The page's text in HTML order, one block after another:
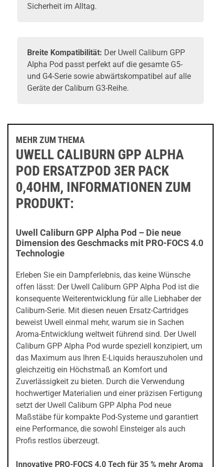
Sicherheit im Alltag.
Breite Kompatibilität: Der Uwell Caliburn GPP
Alpha Pod passt perfekt auf die gesamte G5-
und G4-Serie sowie abwärtskompatibel auf alle
Geräte der Caliburn G3-Reihe.
MEHR ZUM THEMA
UWELL CALIBURN GPP ALPHA
POD ERSATZPOD 3ER PACK
0,4OHM, INFORMATIONEN ZUM
PRODUKT:
Uwell Caliburn GPP Alpha Pod – Die neue
Dimension des Geschmacks mit PRO-FOCS 4.0
Technologie
Erleben Sie ein Dampferlebnis, das keine Wünsche
offen lässt: Der Uwell Caliburn GPP Alpha Pod ist die
konsequente Weiterentwicklung für alle Liebhaber der
Caliburn-Serie. Mit diesen neuen Ersatz-Cartridges
beweist Uwell einmal mehr, warum sie in Sachen
Aroma-Entwicklung weltweit führend sind. Der Uwell
Caliburn GPP Alpha Pod wurde speziell konzipiert, um
das Maximum aus Ihren E-Liquids herauszuholen und
gleichzeitig ein Höchstmaß an Komfort und
Zuverlässigkeit zu bieten. Durch die Verwendung
hochwertiger Materialien und einer präzisen Fertigung
setzt der Uwell Caliburn GPP Alpha Pod neue
Maßstäbe für kompakte Pod-Systeme und garantiert
eine Performance, die sowohl Einsteiger als auch
Profis restlos überzeugt.
Innovative PRO-FOCS 4.0 Tech für 35 % mehr Aroma